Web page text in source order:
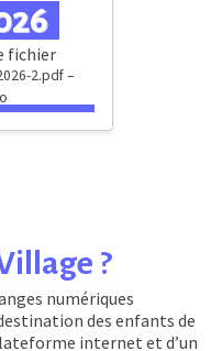
fichier
2.pdf –
?
numériques
des enfants de
internet et d’un